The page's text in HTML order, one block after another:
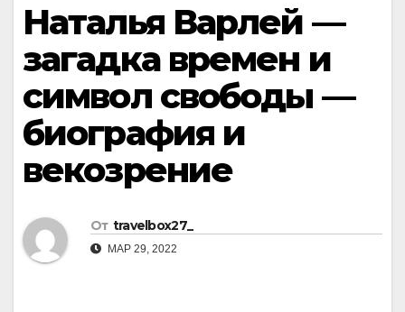
Наталья Варлей —
загадка времен и
символ свободы —
биография и
векозрение
От travelbox27_
МАР 29, 2022